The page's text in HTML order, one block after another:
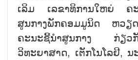
ເລິມ ເລຂາທິການໃຫຍ່ ຄະ
ສູນກາງພັກຄອມມູນິດ ຫວ
ຄະນະຊີ້ນຳສູນກາງ ກ່ຽວກັ
ວິທະຍາສາດ, ເຕັກໂນໂລຢີ,